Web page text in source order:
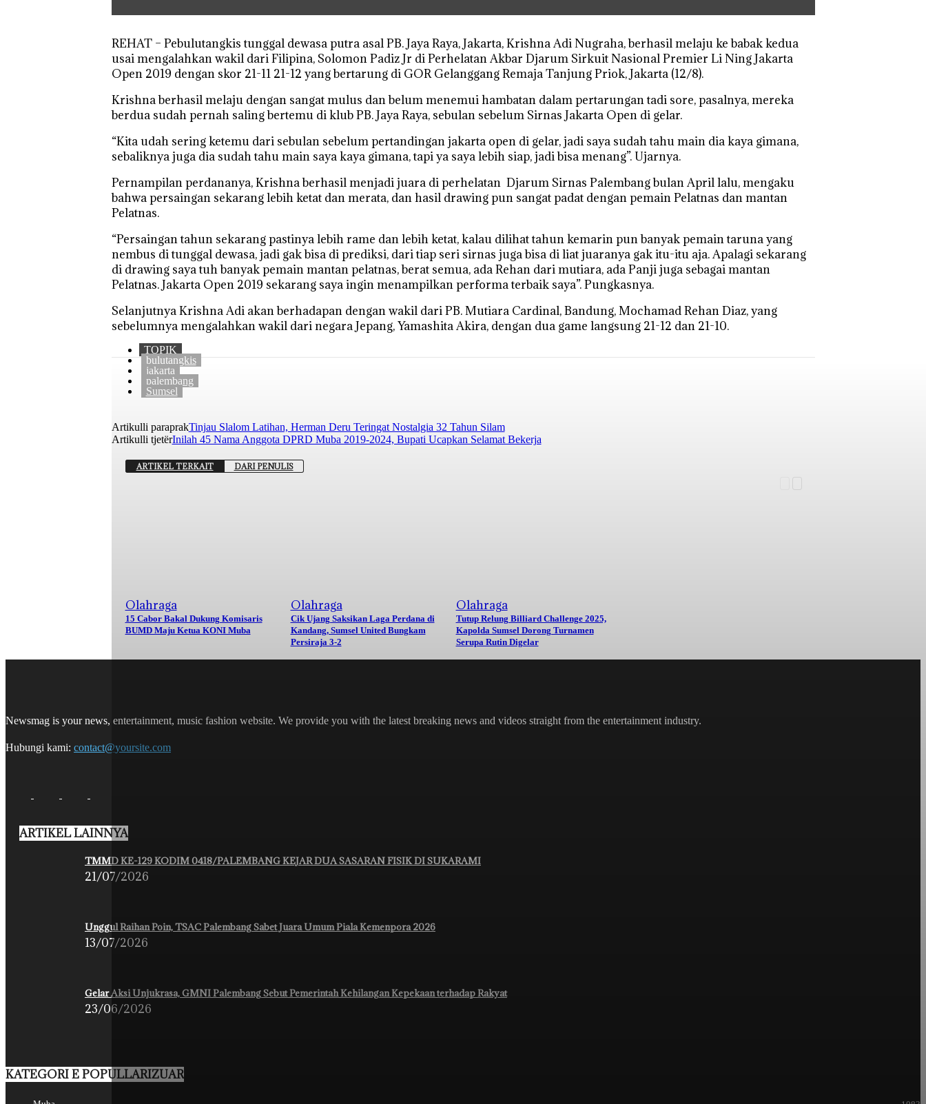
REHAT – Pebulutangkis tunggal dewasa putra asal PB. Jaya Raya, Jakarta, Krishna Adi Nugraha, berhasil melaju ke babak kedua
usai mengalahkan wakil dari Filipina, Solomon Padiz Jr di Perhelatan Akbar Djarum Sirkuit Nasional Premier Li Ning Jakarta
Open 2019 dengan skor 21-11 21-12 yang bertarung di GOR Gelanggang Remaja Tanjung Priok, Jakarta (12/8).
Krishna berhasil melaju dengan sangat mulus dan belum menemui hambatan dalam pertarungan tadi sore, pasalnya, mereka
berdua sudah pernah saling bertemu di klub PB. Jaya Raya, sebulan sebelum Sirnas Jakarta Open di gelar.
“Kita udah sering ketemu dari sebulan sebelum pertandingan jakarta open di gelar, jadi saya sudah tahu main dia kaya gimana,
sebaliknya juga dia sudah tahu main saya kaya gimana, tapi ya saya lebih siap, jadi bisa menang”. Ujarnya.
Pernampilan perdananya, Krishna berhasil menjadi juara di perhelatan Djarum Sirnas Palembang bulan April lalu, mengaku
bahwa persaingan sekarang lebih ketat dan merata, dan hasil drawing pun sangat padat dengan pemain Pelatnas dan mantan
Pelatnas.
“Persaingan tahun sekarang pastinya lebih rame dan lebih ketat, kalau dilihat tahun kemarin pun banyak pemain taruna yang
nembus di tunggal dewasa, jadi gak bisa di prediksi, dari tiap seri sirnas juga bisa di liat juaranya gak itu-itu aja. Apalagi sekarang
di drawing saya tuh banyak pemain mantan pelatnas, berat semua, ada Rehan dari mutiara, ada Panji juga sebagai mantan
Pelatnas. Jakarta Open 2019 sekarang saya ingin menampilkan performa terbaik saya”. Pungkasnya.
Selanjutnya Krishna Adi akan berhadapan dengan wakil dari PB. Mutiara Cardinal, Bandung, Mochamad Rehan Diaz, yang
sebelumnya mengalahkan wakil dari negara Jepang, Yamashita Akira, dengan dua game langsung 21-12 dan 21-10.
TOPIK
bulutangkis
jakarta
palembang
Sumsel
Artikulli paraprakTinjau Slalom Latihan, Herman Deru Teringat Nostalgia 32 Tahun Silam
Artikulli tjetërInilah 45 Nama Anggota DPRD Muba 2019-2024, Bupati Ucapkan Selamat Bekerja
ARTIKEL TERKAIT DARI PENULIS
Olahraga
15 Cabor Bakal Dukung Komisaris
BUMD Maju Ketua KONI Muba
Olahraga
Cik Ujang Saksikan Laga Perdana di
Kandang, Sumsel United Bungkam
Persiraja 3-2
Olahraga
Tutup Relung Billiard Challenge 2025,
Kapolda Sumsel Dorong Turnamen
Serupa Rutin Digelar
Newsmag is your news, entertainment, music fashion website. We provide you with the latest breaking news and videos straight from the entertainment industry.
Hubungi kami: contact@yoursite.com
ARTIKEL LAINNYA
TMMD KE-129 KODIM 0418/PALEMBANG KEJAR DUA SASARAN FISIK DI SUKARAMI
21/07/2026
Unggul Raihan Poin, TSAC Palembang Sabet Juara Umum Piala Kemenpora 2026
13/07/2026
Gelar Aksi Unjukrasa, GMNI Palembang Sebut Pemerintah Kehilangan Kepekaan terhadap Rakyat
23/06/2026
KATEGORI E POPULLARIZUAR